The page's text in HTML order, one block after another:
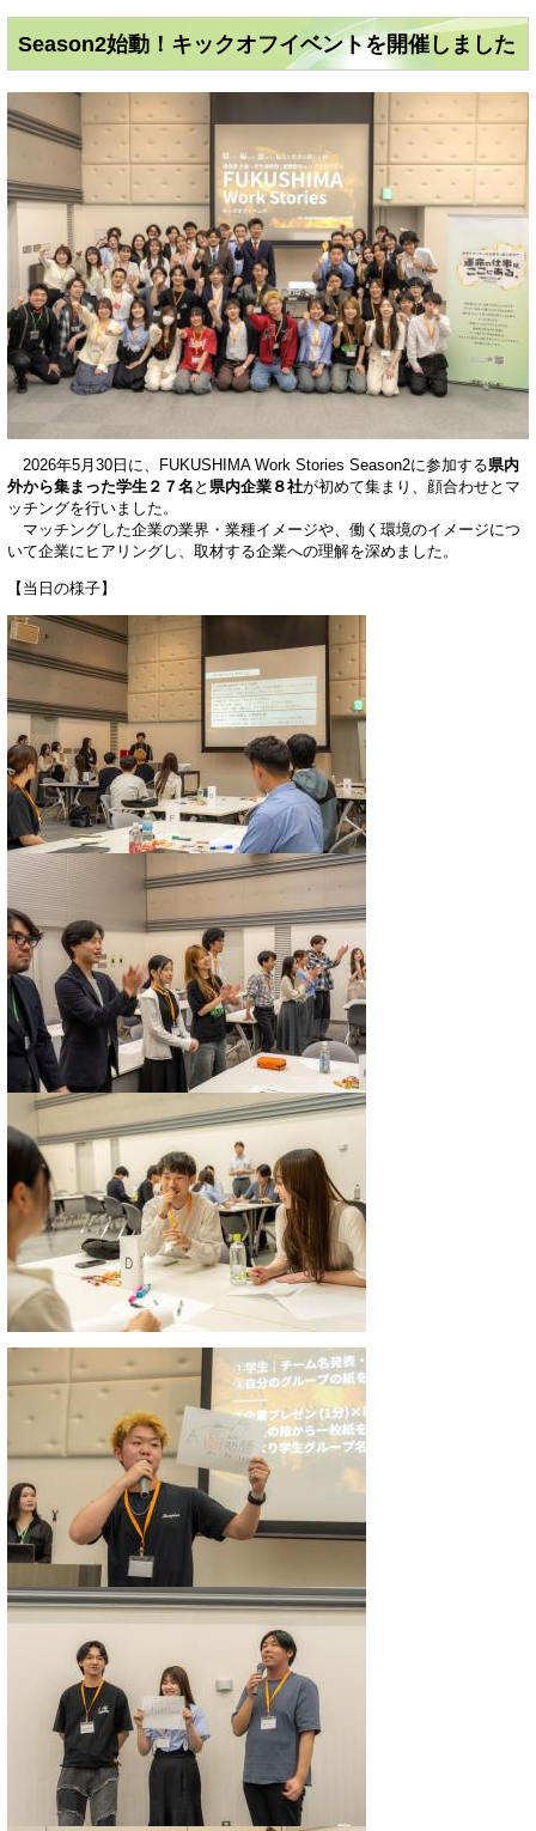
Season2始動！キックオフイベントを開催しました
2026年5月30日に、FUKUSHIMA Work Stories Season2に参加する県内
外から集まった学生２７名 と 県内企業８社が初めて集まり、顔合わせとマ
ッチングを行いました。
マッチングした企業の業界・業種イメージや、働く環境のイメージにつ
いて企業にヒアリングし、取材する企業への理解を深めました。
【当日の様子】